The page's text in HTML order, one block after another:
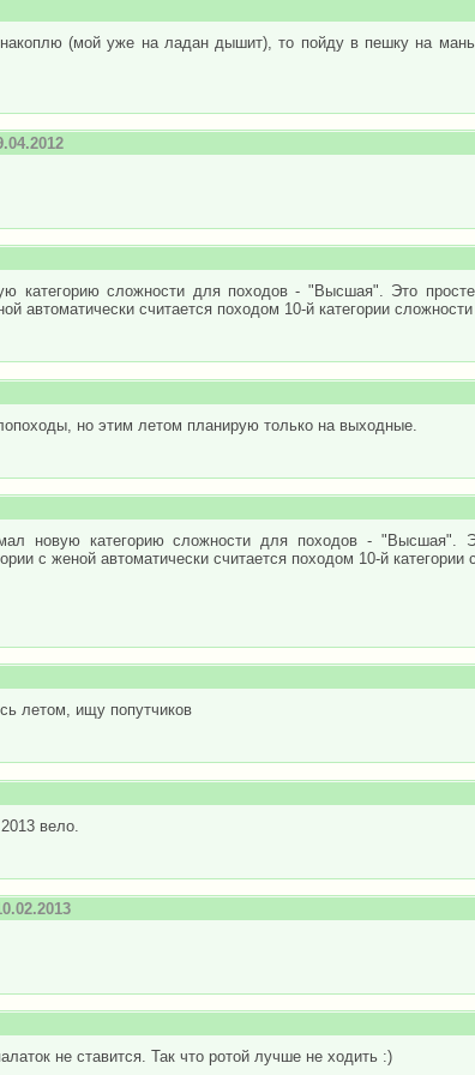
(мой уже на ладан дышит), то пойду в пешку на
категорию сложности для походов - "Высшая". Это
автоматически считается походом 10-й категории
но этим летом планирую только на выходные.
новую категорию сложности для походов - "Высшая".
с женой автоматически считается походом 10-й категории
летом, ищу попутчиков
вело.
не ставится. Так что ротой лучше не ходить :)